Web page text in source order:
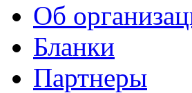
Об
Бланки
Партнеры